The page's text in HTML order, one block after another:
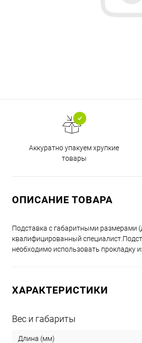
Аккуратно упакуем хрупкие
товары
ОПИСАНИЕ ТОВАРА
Подставка с габаритными размерами
квалифицированный
необходимо использовать прокладку
ХАРАКТЕРИСТИКИ
Вес и габариты
Длина (мм)